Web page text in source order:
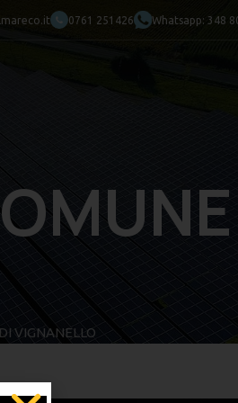
0761 251426 Whatsapp: 348
VIGNANELLO